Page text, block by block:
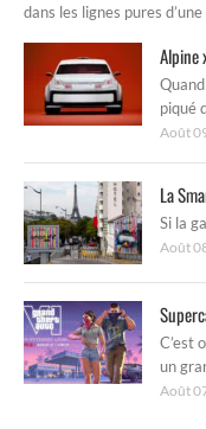
dans les lignes pures
Alpine
piqué
Août
La
Si la
Août
C’est
un
Août